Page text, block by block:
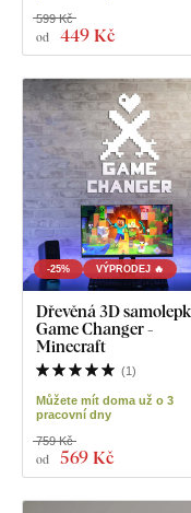
od 449 Kč
599 Kč
-25% VÝPRODEJ 🔥
Dřevěná 3D
Game Changer -
Minecraft
(1 )
Můžete mít doma už o 3
pracovní dny
od 569 Kč
759 Kč